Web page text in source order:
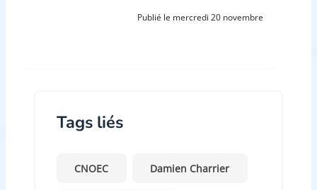
Publié le mercredi 20 novembre
Tags liés
CNOEC Damien Charrier